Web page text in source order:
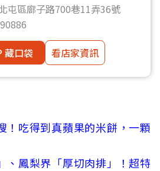
屯區廍子路700巷11弄36號
藏口袋
看店家資訊
！吃得到真蘋果的米餅，一顆
、鳳梨界「厚切肉排」！超特